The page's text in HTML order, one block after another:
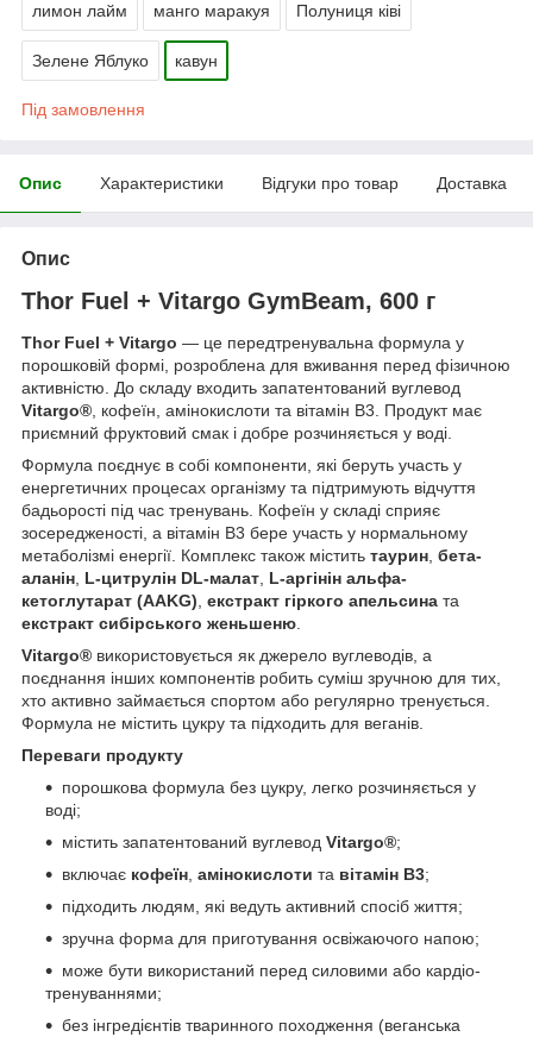
лимон лайм манго маракуя Полуниця ківі
Зелене Яблуко кавун
Під замовлення
Опис Характеристики Відгуки про товар Доставка
Опис
Thor Fuel + Vitargo GymBeam, 600 г
Thor Fuel + Vitargo — це передтренувальна формула у
порошковій формі, розроблена для вживання перед фізичною
активністю. До складу входить запатентований вуглевод
Vitargo®, кофеїн, амінокислоти та вітамін B3. Продукт має
приємний фруктовий смак і добре розчиняється у воді.
Формула поєднує в собі компоненти, які беруть участь у
енергетичних процесах організму та підтримують відчуття
бадьорості під час тренувань. Кофеїн у складі сприяє
зосередженості, а вітамін B3 бере участь у нормальному
метаболізмі енергії. Комплекс також містить таурин, бета-
аланін, L-цитрулін DL-малат, L-аргінін альфа-
кетоглутарат (AAKG), екстракт гіркого апельсина та
екстракт сибірського женьшеню.
Vitargo® використовується як джерело вуглеводів, а
поєднання інших компонентів робить суміш зручною для тих,
хто активно займається спортом або регулярно тренується.
Формула не містить цукру та підходить для веганів.
Переваги продукту
порошкова формула без цукру, легко розчиняється у
воді;
містить запатентований вуглевод Vitargo®;
включає кофеїн, амінокислоти та вітамін B3;
підходить людям, які ведуть активний спосіб життя;
зручна форма для приготування освіжаючого напою;
може бути використаний перед силовими або кардіо-
тренуваннями;
без інгредієнтів тваринного походження (веганська